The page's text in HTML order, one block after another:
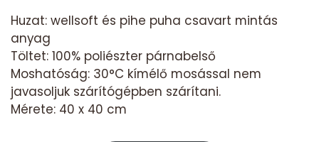
Huzat: wellsoft és pihe puha csavart mintás
anyag
Töltet: 100% poliészter párnabelső
Moshatóság: 30°C kímélő mosással nem
javasoljuk szárítógépben szárítani.
Mérete: 40 x 40 cm